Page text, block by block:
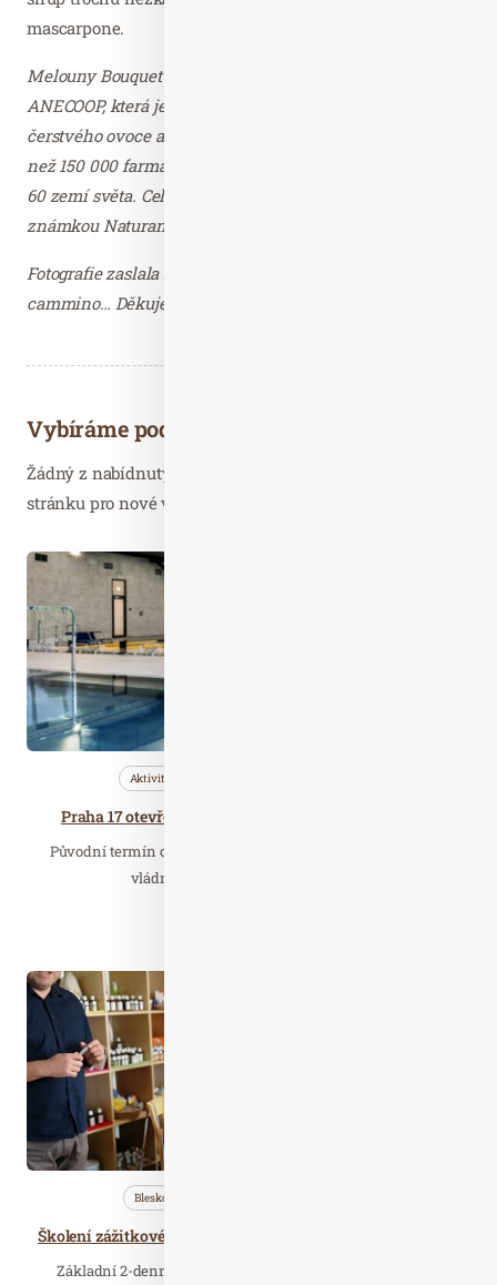
mascarpone.
Melouny Bouquet dováží do České republiky společnost
ANECOOP, která je španělským lídrem v exportu
čerstvého ovoce a zeleniny. Firma spolupracuje s více
než 150 000 farmáři, jejichž produkty vyváží do více než
60 zemí světa. Celý systém je chráněn ochrannou
známkou Naturane s přísnými předpisy.
Fotografie zaslala Dagmar Kutilová, PR consultant
cammino… Děkujeme.
Vybíráme podobné články
Žádný z nabídnutých článků vás nezajímá? Aktualizujte
stránku pro nové výsledky...
Aktivity
Praha 17 otevřela Sportovní centrum Řepy veřejnosti
Původní termín otevření Sportovního centra Řepy byl kvůli
vládním nařízením v souvislosti s…
Bleskovky
Základní 2-denní kurz je vhodný jak pro zájemce o práci v